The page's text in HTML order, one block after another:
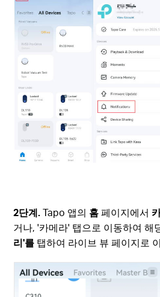
2단계.Tapo 앱의 홈페이지에서
거나, '카메라' 탭으로 이동하여 해
리'를 탭하여 라이브 뷰 페이지로